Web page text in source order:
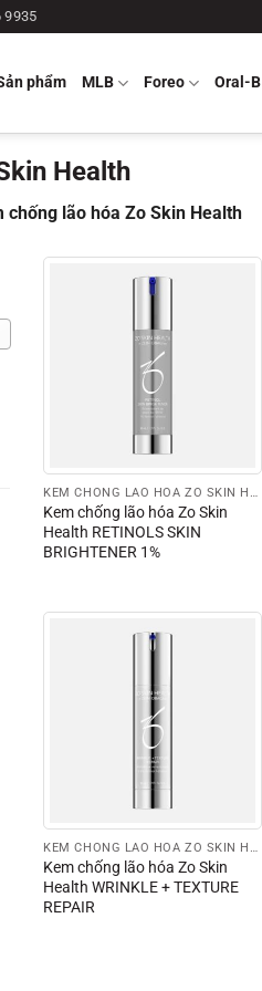
9935
phẩm MLB Foreo Oral-B
Health
chống lão hóa Zo Skin Health
KEM CHỐNG LÃO HÓA ZO SKIN HEALTH
Kem chống lão hóa Zo Skin
Health RETINOLS SKIN
BRIGHTENER 1%
KEM CHỐNG LÃO HÓA ZO SKIN HEALTH
Kem chống lão hóa Zo Skin
Health WRINKLE + TEXTURE
REPAIR